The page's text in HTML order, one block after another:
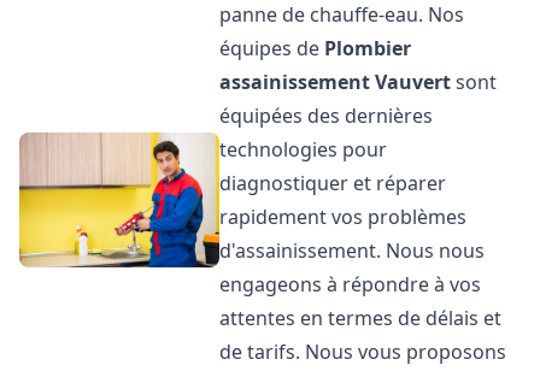
panne de chauffe-eau. Nos
équipes de Plombier
assainissementVauvertsont
équipées des dernières
technologies pour
diagnostiquer et réparer
rapidement vos problèmes
d'assainissement. Nous nous
engageons à répondre à vos
attentes en termes de délais et
de tarifs. Nous vous proposons